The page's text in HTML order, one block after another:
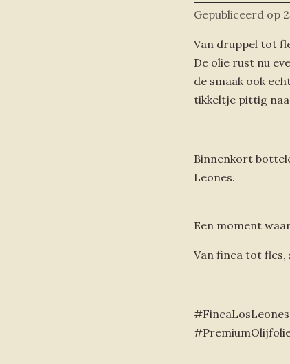
Gepubliceerd op
Van druppel tot
De olie rust nu
de smaak ook
tikkeltje pittig
Binnenkort
Leones.
Een moment
Van finca tot fles,